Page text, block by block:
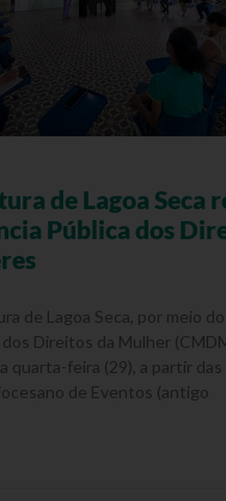
de Lagoa Seca
Pública dos
de Lagoa Seca, por meio
Direitos da Mulher
quarta-feira (29), a partir
de Eventos (antigo